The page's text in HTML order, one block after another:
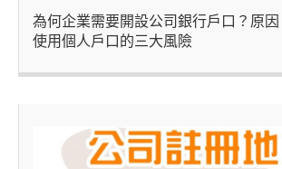
為何企業需要開設公司銀行戶口？原
使用個人戶口的三大風險